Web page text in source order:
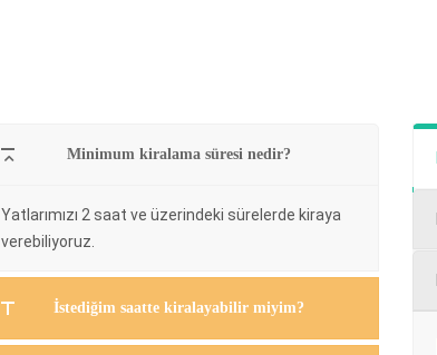
Minimum kiralama süresi nedir?
Yatlarımızı 2 saat ve üzerindeki sürelerde kiraya
verebiliyoruz.
İstediğim saatte kiralayabilir miyim?